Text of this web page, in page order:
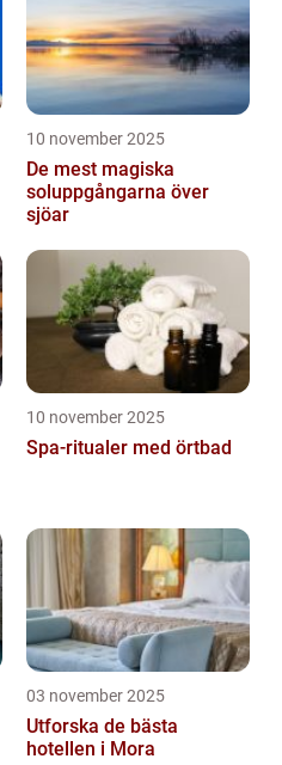
10 november 2025
De mest magiska
soluppgångarna över
sjöar
10 november 2025
Spa-ritualer med örtbad
03 november 2025
Utforska de bästa
hotellen i Mora